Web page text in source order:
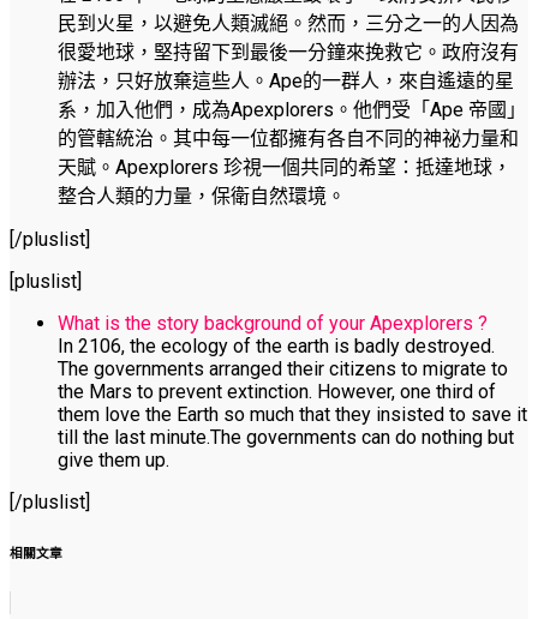
民到火星，以避免人類滅絕。然而，三分之一的人因為
很愛地球，堅持留下到最後一分鐘來挽救它。政府沒有
辦法，只好放棄這些人。Ape的一群人，來自遙遠的星
系，加入他們，成為Apexplorers。他們受「Ape 帝國」
的管轄統治。其中每一位都擁有各自不同的神祕力量和
天賦。Apexplorers 珍視一個共同的希望：抵達地球，
整合人類的力量，保衛自然環境。
[/pluslist]
[pluslist]
What is the story background of your Apexplorers ?
In 2106, the ecology of the earth is badly destroyed.
The governments arranged their citizens to migrate to
the Mars to prevent extinction. However, one third of
them love the Earth so much that they insisted to save it
till the last minute.The governments can do nothing but
give them up.
[/pluslist]
相關文章